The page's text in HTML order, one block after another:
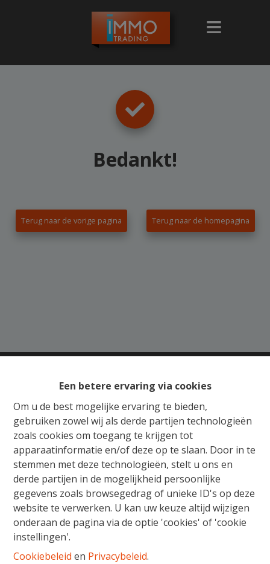
Een betere ervaring via cookies
Om u de best mogelijke ervaring te bieden,
gebruiken zowel wij als derde partijen technologieën
zoals cookies om toegang te krijgen tot
apparaatinformatie en/of deze op te slaan. Door in te
stemmen met deze technologieën, stelt u ons en
derde partijen in de mogelijkheid persoonlijke
gegevens zoals browsegedrag of unieke ID's op deze
website te verwerken. U kan uw keuze altijd wijzigen
onderaan de pagina via de optie 'cookies' of 'cookie
instellingen'.
Cookiebeleid en Privacybeleid.
Bedankt!
Terug naar de vorige pagina Terug naar de homepagina
Ons verkoopsteam staat u bij met raad en daad
voor de aankoop, verkoop, huur of verhuur van
vastgoed. Wij begeleiden u van begin tot einde,
van schatting tot notarieel schrijven en het in
orde brengen van alle administratieve
formaliteiten. Wij adviseren en onderhandelen
met beide partijen, zodat elke vastgoedzaak in
een mum van tijd kan worden beklonken.
Gratis schatting